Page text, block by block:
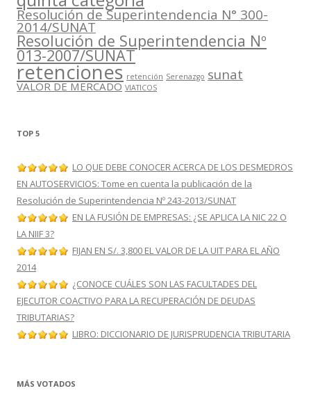
Resolución de Superintendencia N° 300-
2014/SUNAT
Resolución de Superintendencia Nº
013-2007/SUNAT
retenciones retención Serenazgo sunat
VALOR DE MERCADO VIATICOS
TOP 5
LO QUE DEBE CONOCER ACERCA DE LOS DESMEDROS
EN AUTOSERVICIOS: Tome en cuenta la publicación de la
Resolución de Superintendencia Nº 243-2013/SUNAT
EN LA FUSIÓN DE EMPRESAS: ¿SE APLICA LA NIC 22 O
LA NIIF 3?
FIJAN EN S/. 3,800 EL VALOR DE LA UIT PARA EL AÑO
2014
¿CONOCE CUÁLES SON LAS FACULTADES DEL
EJECUTOR COACTIVO PARA LA RECUPERACIÓN DE DEUDAS
TRIBUTARIAS?
LIBRO: DICCIONARIO DE JURISPRUDENCIA TRIBUTARIA
MÁS VOTADOS